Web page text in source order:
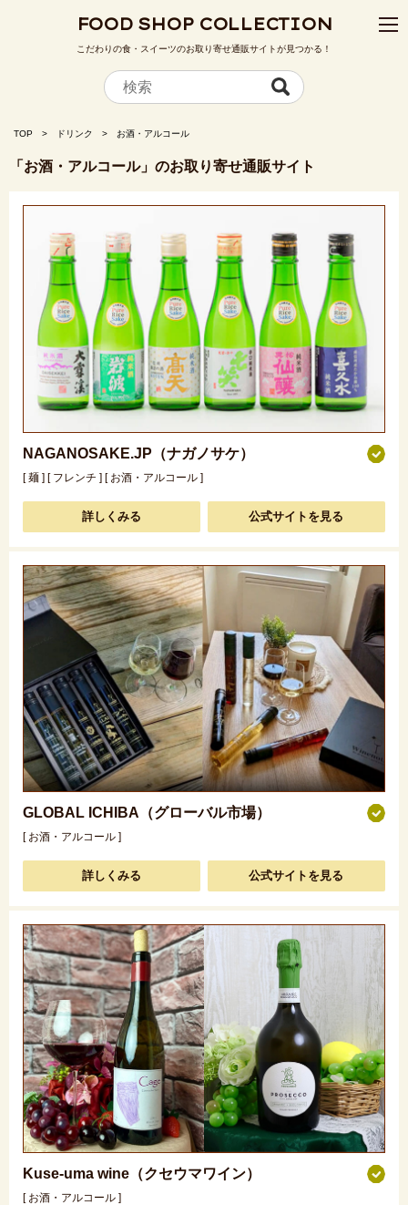
FOOD SHOP COLLECTION
こだわりの食・スイーツのお取り寄せ通販サイトが見つかる！
TOP ドリンク お酒・アルコール
「お酒・アルコール」のお取り寄せ通販サイト
NAGANOSAKE.JP（ナガノサケ）
[ 麺 ] [ フレンチ ] [ お酒・アルコール ]
詳しくみる 公式サイトを見る
GLOBAL ICHIBA（グローバル市場）
[ お酒・アルコール ]
詳しくみる 公式サイトを見る
Kuse-uma wine（クセウマワイン）
[ お酒・アルコール ]